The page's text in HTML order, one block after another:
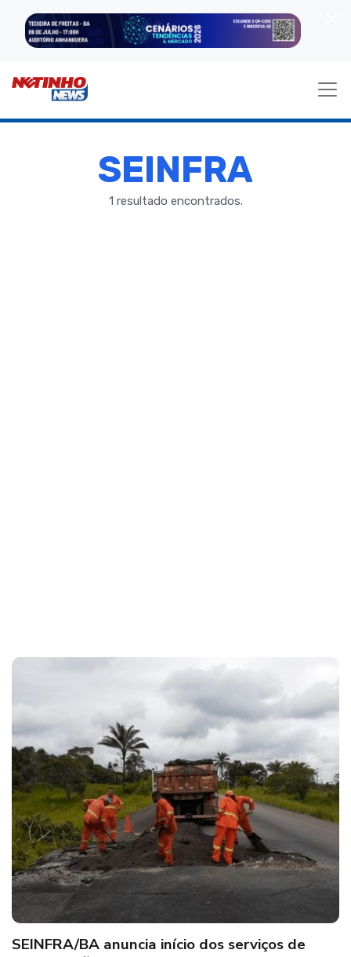
SEINFRA
1 resultado encontrados.
SEINFRA/BA anuncia início dos serviços de